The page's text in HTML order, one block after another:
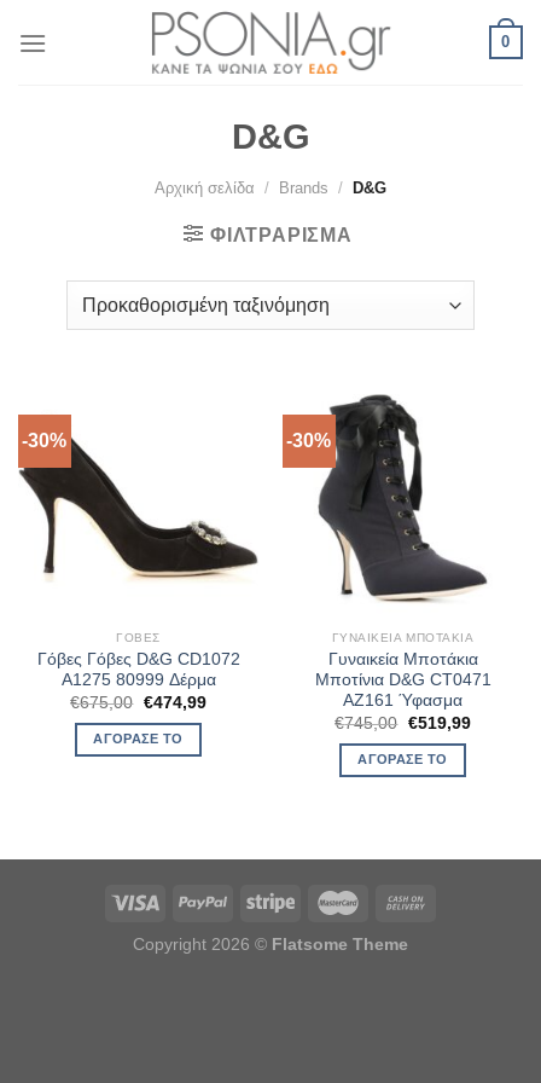
0
D&G
Αρχική σελίδα / Brands / D&G
ΦΙΛΤΡΆΡΙΣΜΑ
-30%
ΓΌΒΕΣ
Γόβες Γόβες D&G CD1072
A1275 80999 Δέρμα
€675,00 Original
was:
€675,00.
€474,99Η
ΑΓΌΡΑΣΈ ΤΟ
-30%
ΓΥΝΑΙΚΕΊΑ ΜΠΟΤΆΚΙΑ
Γυναικεία Μποτάκια
Μποτίνια D&G CT0471
AZ161 Ύφασμα
€745,00 Original
was:
€745,00.
€519,99Η
ΑΓΌΡΑΣΈ ΤΟ
Copyright 2026 © Flatsome Theme